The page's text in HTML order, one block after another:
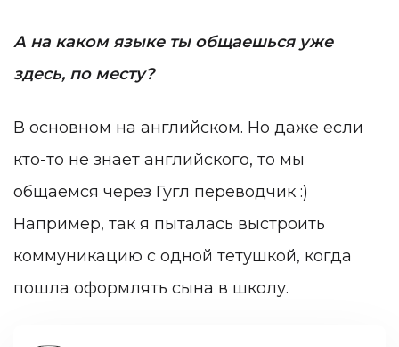
А на каком языке ты общаешься уже
здесь, по месту?
В основном на английском. Но даже если
кто-то не знает английского, то мы
общаемся через Гугл переводчик :)
Например, так я пыталась выстроить
коммуникацию с одной тетушкой, когда
пошла оформлять сына в школу.